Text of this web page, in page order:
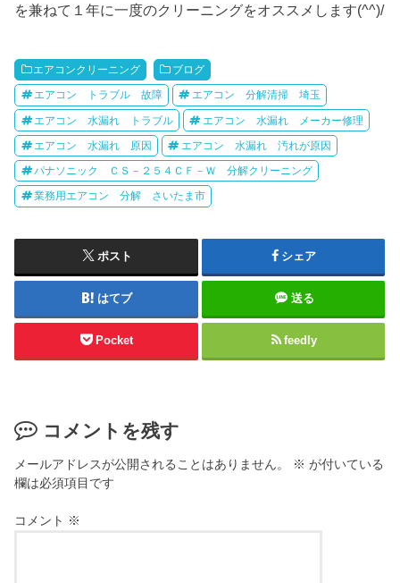
を兼ねて１年に一度のクリーニングをオススメします(^^)/
エアコンクリーニング ブログ
エアコン トラブル 故障 エアコン 分解清掃 埼玉
エアコン 水漏れ トラブル エアコン 水漏れ メーカー修理
エアコン 水漏れ 原因 エアコン 水漏れ 汚れが原因
パナソニック ＣＳ－２５４ＣＦ－Ｗ 分解クリーニング
業務用エアコン 分解 さいたま市
ポスト シェア
はてブ 送る
Pocket feedly
コメントを残す
メールアドレスが公開されることはありません。 ※ が付いている
欄は必須項目です
コメント ※